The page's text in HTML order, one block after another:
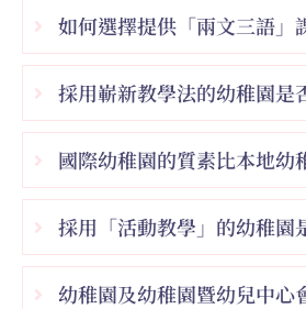
如何選擇提供「兩文三語」
採用嶄新教學法的幼稚園是
國際幼稚園的質素比本地幼
採用「活動教學」的幼稚園
幼稚園及幼稚園暨幼兒中心